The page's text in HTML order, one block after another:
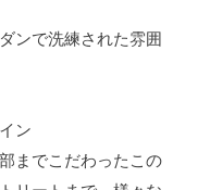
ンで洗練された雰囲
ン
までこだわったこの